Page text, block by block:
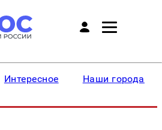
Интересное Наши города